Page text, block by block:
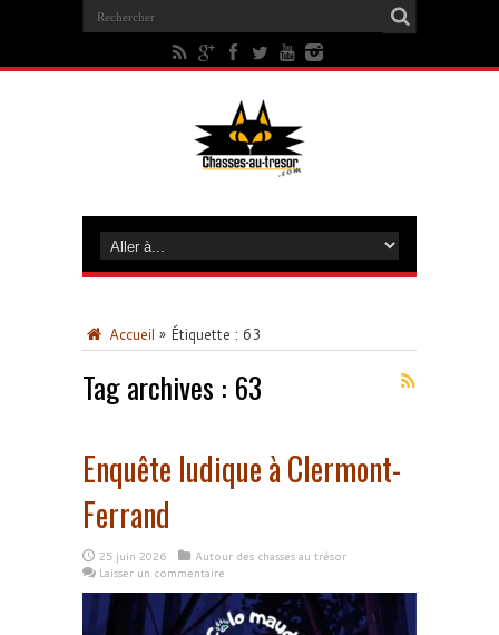
Accueil » Étiquette : 63
Tag archives : 63
Enquête ludique à Clermont-
Ferrand
25 juin 2026
Autour des chasses au trésor
Laisser un commentaire